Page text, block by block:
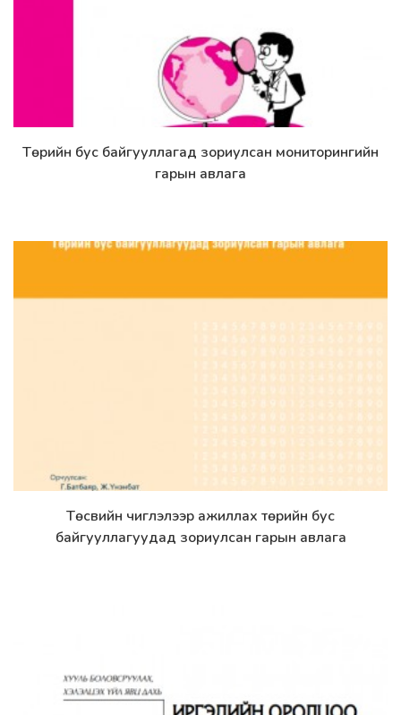
Дэлгэрэнгүй
Төрийн бус байгууллагад зориулсан мониторингийн
гарын авлага
Дэлгэрэнгүй
Төсвийн чиглэлээр ажиллах төрийн бус
байгууллагуудад зориулсан гарын авлага